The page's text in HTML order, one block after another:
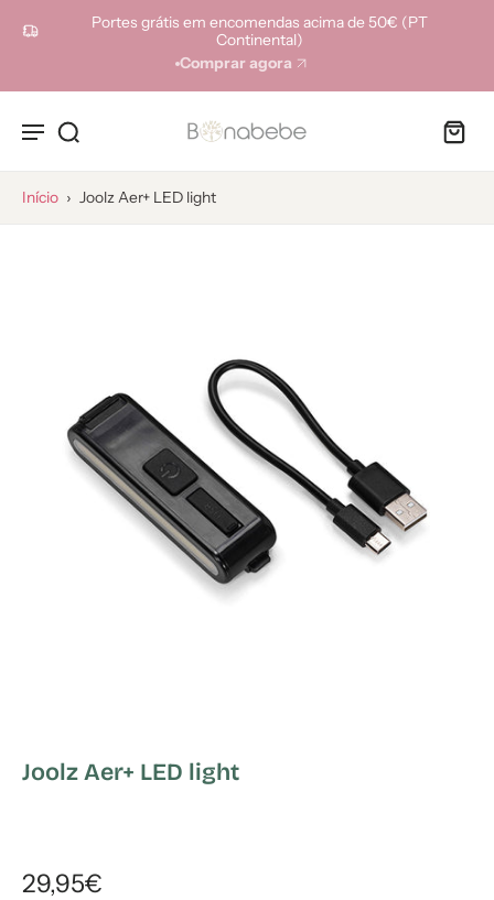
Portes grátis em encomendas acima de 50€ (PT
Continental)
Comprar agora
Início › Joolz Aer+ LED light
Joolz Aer+ LED light
29,95€